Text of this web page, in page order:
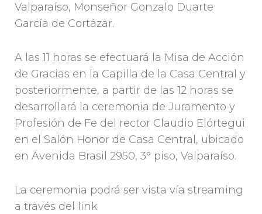
Valparaíso, Monseñor Gonzalo Duarte
García de Cortázar.
A las 11 horas se efectuará la Misa de Acción
de Gracias en la Capilla de la Casa Central y
posteriormente, a partir de las 12 horas se
desarrollará la ceremonia de Juramento y
Profesión de Fe del rector Claudio Elórtegui
en el Salón Honor de Casa Central, ubicado
en Avenida Brasil 2950, 3° piso, Valparaíso.
La ceremonia podrá ser vista vía streaming
a través del link